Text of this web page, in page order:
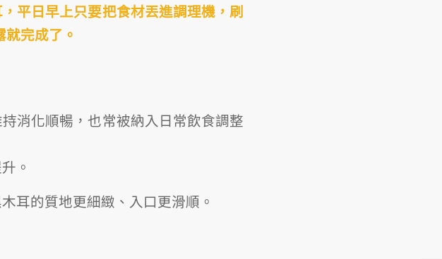
平日早上只要把食材丟進調理機，刷
完成了。
消化順暢，也常被納入日常飲食調整
。
耳的質地更細緻、入口更滑順。